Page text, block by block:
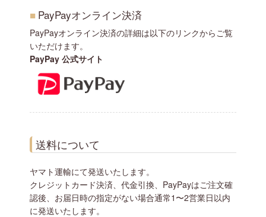
■ PayPayオンライン決済
PayPayオンライン決済の詳細は以下のリンクからご覧
いただけます。
PayPay 公式サイト
送料について
ヤマト運輸にて発送いたします。
クレジットカード決済、代金引換、PayPayはご注文確
認後、お届日時の指定がない場合通常1〜2営業日以内
に発送いたします。